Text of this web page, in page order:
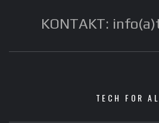
KONTAKT:
TECH FOR